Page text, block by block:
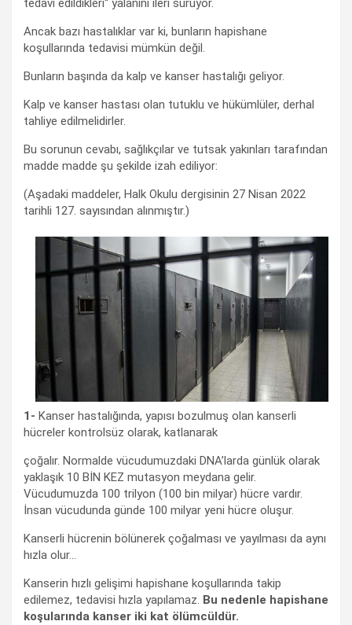
tedavi edildikleri“ yalanını ileri sürüyor.
Ancak bazı hastalıklar var ki, bunların hapishane
koşullarında tedavisi mümkün değil.
Bunların başında da kalp ve kanser hastalığı geliyor.
Kalp ve kanser hastası olan tutuklu ve hükümlüler, derhal
tahliye edilmelidirler.
Bu sorunun cevabı, sağlıkçılar ve tutsak yakınları tarafından
madde madde şu şekilde izah ediliyor:
(Aşadaki maddeler, Halk Okulu dergisinin 27 Nisan 2022
tarihli 127. sayısından alınmıştır.)
1- Kanser hastalığında, yapısı bozulmuş olan kanserli
hücreler kontrolsüz olarak, katlanarak
çoğalır. Normalde vücudumuzdaki DNA’larda günlük olarak
yaklaşık 10 BİN KEZ mutasyon meydana gelir.
Vücudumuzda 100 trilyon (100 bin milyar) hücre vardır.
İnsan vücudunda günde 100 milyar yeni hücre oluşur.
Kanserli hücrenin bölünerek çoğalması ve yayılması da aynı
hızla olur…
Kanserin hızlı gelişimi hapishane koşullarında takip
edilemez, tedavisi hızla yapılamaz. Bu nedenle hapishane
koşularında kanser iki kat ölümcüldür.